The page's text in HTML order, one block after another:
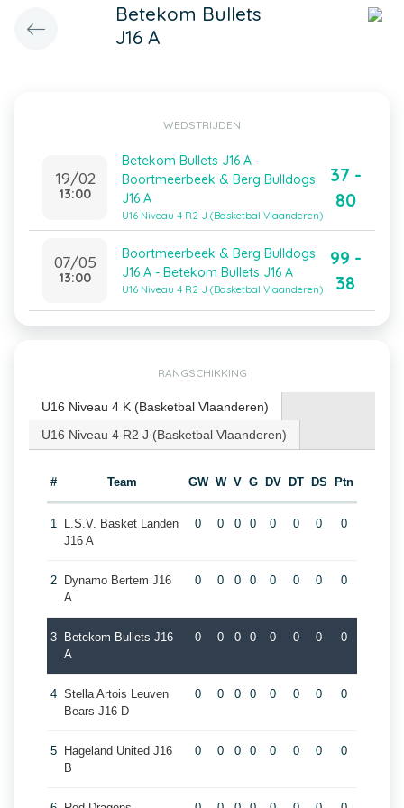
Betekom Bullets
J16 A
WEDSTRIJDEN
19/02
13:00
Betekom Bullets J16 A -
Boortmeerbeek & Berg Bulldogs
J16 A
U16 Niveau 4 R2 J (Basketbal Vlaanderen)
37 -
80
07/05
13:00
Boortmeerbeek & Berg Bulldogs
J16 A - Betekom Bullets J16 A
U16 Niveau 4 R2 J (Basketbal Vlaanderen)
99 -
38
RANGSCHIKKING
U16 Niveau 4 K (Basketbal Vlaanderen)
U16 Niveau 4 R2 J (Basketbal Vlaanderen)
# Team GW W V G DV DT DS Ptn
1
L.S.V. Basket Landen
J16 A
0 0 0 0 0 0 0 0
2
Dynamo Bertem J16
A
0 0 0 0 0 0 0 0
3
Betekom Bullets J16
A
0 0 0 0 0 0 0 0
4 Stella Artois Leuven
Bears J16 D
0 0 0 0 0 0 0 0
5
Hageland United J16
B
0 0 0 0 0 0 0 0